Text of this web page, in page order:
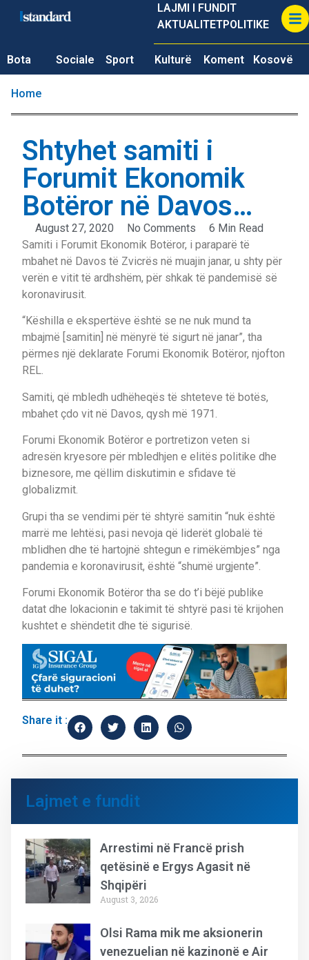
LAJMI I FUNDIT
AKTUALITETPOLITIKE
Bota Sociale Sport Kulturë Koment Kosovë
Home
Shtyhet samiti i
Forumit Ekonomik
Botëror në Davos…
August 27, 2020 No Comments
6 Min Read
Samiti i Forumit Ekonomik Botëror, i paraparë të
mbahet në Davos të Zvicrës në muajin janar, u shty për
verën e vitit të ardhshëm, për shkak të pandemisë së
koronavirusit.
“Këshilla e ekspertëve është se ne nuk mund ta
mbajmë [samitin] në mënyrë të sigurt në janar”, tha
përmes një deklarate Forumi Ekonomik Botëror, njofton
REL.
Samiti, që mbledh udhëheqës të shteteve të botës,
mbahet çdo vit në Davos, qysh më 1971.
Forumi Ekonomik Botëror e portretizon veten si
adresën kryesore për mbledhjen e elitës politike dhe
biznesore, me qëllim diskutimin e sfidave të
globalizmit.
Grupi tha se vendimi për të shtyrë samitin “nuk është
marrë me lehtësi, pasi nevoja që liderët globalë të
mblidhen dhe të hartojnë shtegun e rimëkëmbjes” nga
pandemia e koronavirusit, është “shumë urgjente”.
Forumi Ekonomik Botëror tha se do t’i bëjë publike
datat dhe lokacionin e takimit të shtyrë pasi të krijohen
kushtet e shëndetit dhe të sigurisë.
Share it :
Lajmet e fundit
Arrestimi në Francë prish
qetësinë e Ergys Agasit në
Shqipëri
August 3, 2026
Olsi Rama mik me aksionerin
venezuelian në kazinonë e Air